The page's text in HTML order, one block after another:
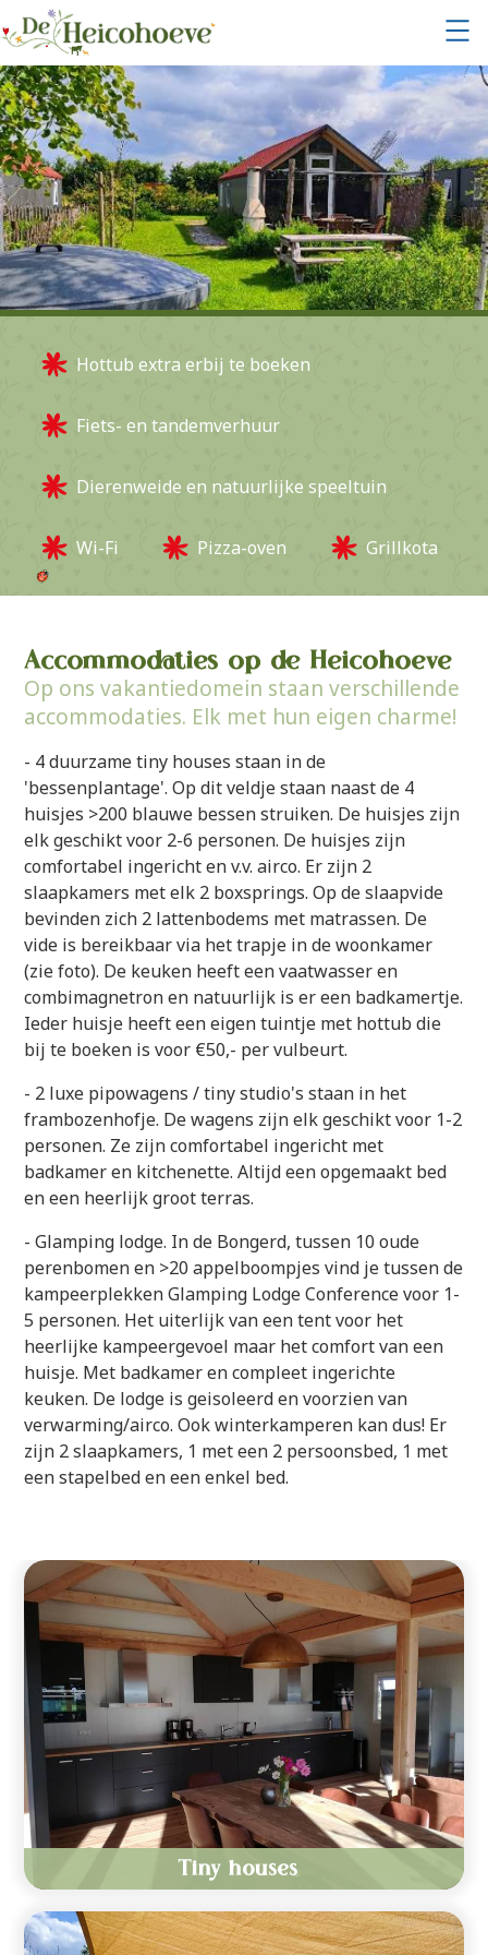
Hottub extra erbij te boeken
Fiets- en tandemverhuur
Dierenweide en natuurlijke speeltuin
Wi-Fi Pizza-oven Grillkota
Accommodaties op de Heicohoeve
Op ons vakantiedomein staan verschillende
accommodaties. Elk met hun eigen charme!
- 4 duurzame tiny houses staan in de
'bessenplantage'. Op dit veldje staan naast de 4
huisjes >200 blauwe bessen struiken. De huisjes zijn
elk geschikt voor 2-6 personen. De huisjes zijn
comfortabel ingericht en v.v. airco. Er zijn 2
slaapkamers met elk 2 boxsprings. Op de slaapvide
bevinden zich 2 lattenbodems met matrassen. De
vide is bereikbaar via het trapje in de woonkamer
(zie foto). De keuken heeft een vaatwasser en
combimagnetron en natuurlijk is er een badkamertje.
Ieder huisje heeft een eigen tuintje met hottub die
bij te boeken is voor €50,- per vulbeurt.
- 2 luxe pipowagens / tiny studio's staan in het
frambozenhofje. De wagens zijn elk geschikt voor 1-2
personen. Ze zijn comfortabel ingericht met
badkamer en kitchenette. Altijd een opgemaakt bed
en een heerlijk groot terras.
- Glamping lodge. In de Bongerd, tussen 10 oude
perenbomen en >20 appelboompjes vind je tussen de
kampeerplekken Glamping Lodge Conference voor 1-
5 personen. Het uiterlijk van een tent voor het
heerlijke kampeergevoel maar het comfort van een
huisje. Met badkamer en compleet ingerichte
keuken. De lodge is geisoleerd en voorzien van
verwarming/airco. Ook winterkamperen kan dus! Er
zijn 2 slaapkamers, 1 met een 2 persoonsbed, 1 met
een stapelbed en een enkel bed.
Tiny houses